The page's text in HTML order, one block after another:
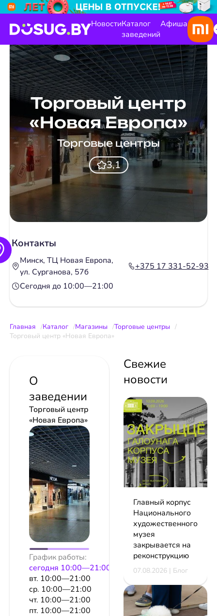
НовостиКаталог
заведений
Афиша
Торговый центр
«Новая Европа»
Торговые центры
3,1
Контакты
Минск, ТЦ Новая Европа,
ул. Сурганова, 57б
+375 17 331-52-93
Сегодня до 10:00—21:00
Главная Каталог Магазины
Торговые центры
Торговый центр «Новая Европа»
О
заведении
Торговый центр
«Новая Европа»
График работы:
сeгодня 10:00—21:00
вт. 10:00—21:00
ср. 10:00—21:00
чт. 10:00—21:00
пт. 10:00—21:00
Свежие
новости
Главный корпус
Национального
художественного
музея
закрывается на
реконструкцию
07.08.2026 | Блог